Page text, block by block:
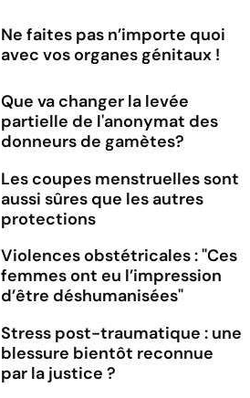
Ne faites pas n’importe quoi
avec vos organes génitaux !
Que va changer la levée
partielle de l'anonymat des
donneurs de gamètes?
Les coupes menstruelles sont
aussi sûres que les autres
protections
Violences obstétricales : "Ces
femmes ont eu l’impression
d’être déshumanisées"
Stress post-traumatique : une
blessure bientôt reconnue
par la justice ?